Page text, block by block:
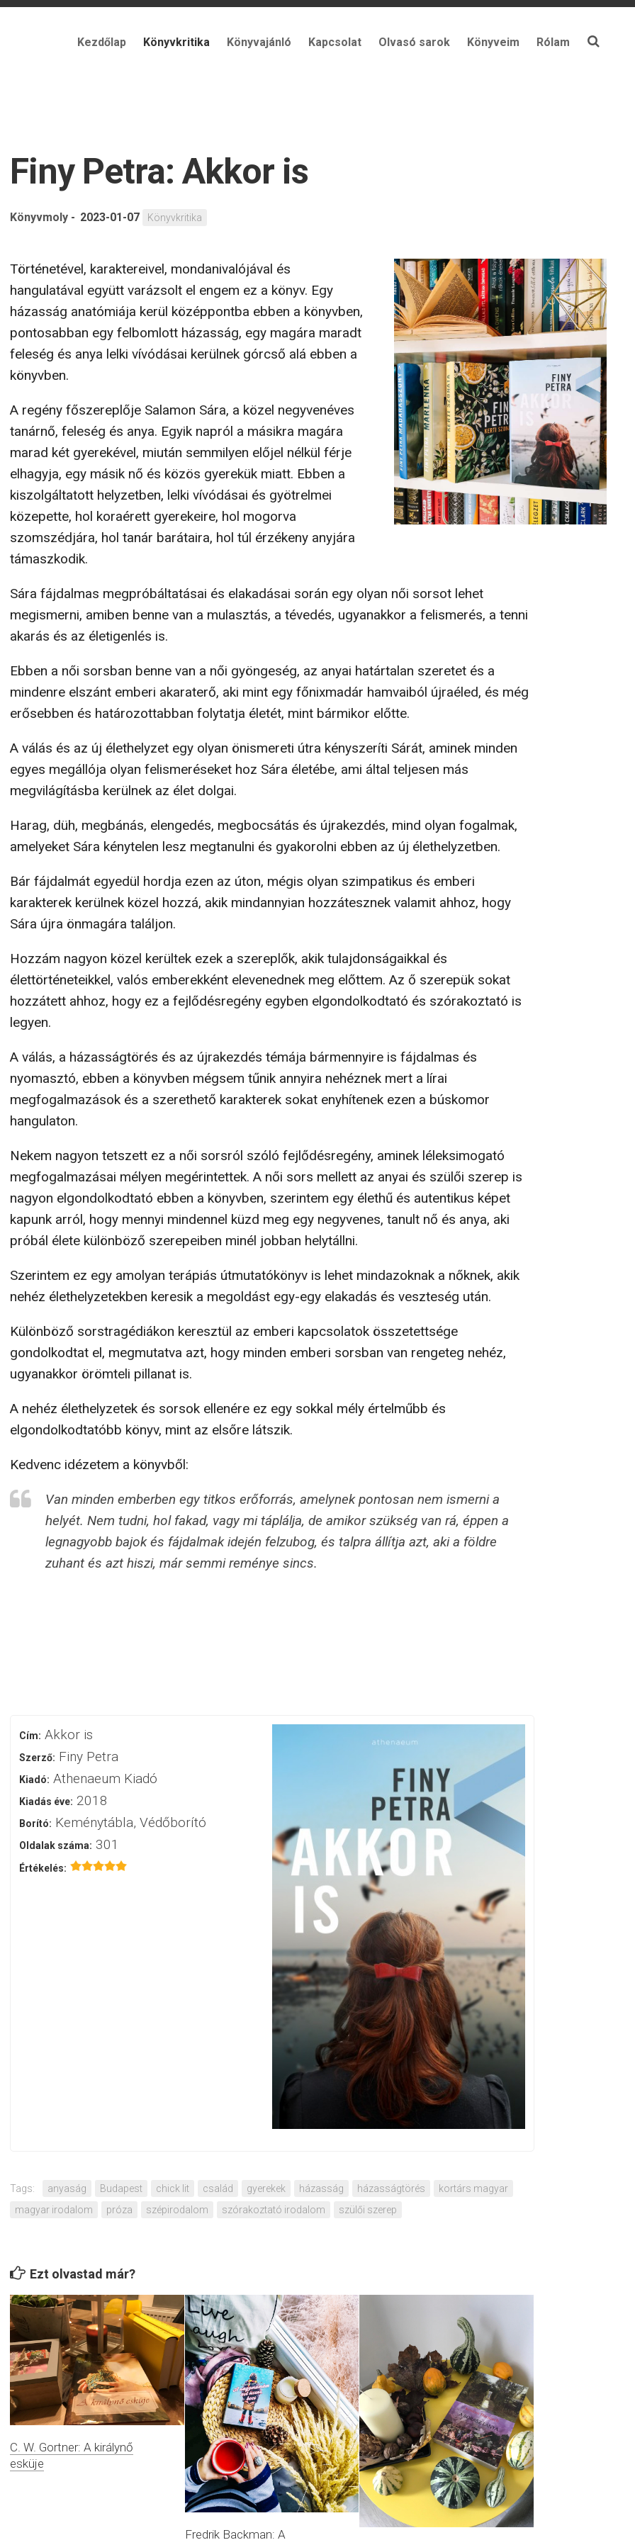
Kezdőlap Könyvkritika Könyvajánló Kapcsolat Olvasó sarok Könyveim Rólam
Finy Petra: Akkor is
Könyvmoly - 2023-01-07 Könyvkritika
Történetével, karaktereivel, mondanivalójával és
hangulatával együtt varázsolt el engem ez a könyv. Egy
házasság anatómiája kerül középpontba ebben a könyvben,
pontosabban egy felbomlott házasság, egy magára maradt
feleség és anya lelki vívódásai kerülnek górcső alá ebben a
könyvben.
A regény főszereplője Salamon Sára, a közel negyvenéves
tanárnő, feleség és anya. Egyik napról a másikra magára
marad két gyerekével, miután semmilyen előjel nélkül férje
elhagyja, egy másik nő és közös gyerekük miatt. Ebben a
kiszolgáltatott helyzetben, lelki vívódásai és gyötrelmei
közepette, hol koraérett gyerekeire, hol mogorva
szomszédjára, hol tanár barátaira, hol túl érzékeny anyjára
támaszkodik.
Sára fájdalmas megpróbáltatásai és elakadásai során egy olyan női sorsot lehet
megismerni, amiben benne van a mulasztás, a tévedés, ugyanakkor a felismerés, a tenni
akarás és az életigenlés is.
Ebben a női sorsban benne van a női gyöngeség, az anyai határtalan szeretet és a
mindenre elszánt emberi akaraterő, aki mint egy főnixmadár hamvaiból újraéled, és még
erősebben és határozottabban folytatja életét, mint bármikor előtte.
A válás és az új élethelyzet egy olyan önismereti útra kényszeríti Sárát, aminek minden
egyes megállója olyan felismeréseket hoz Sára életébe, ami által teljesen más
megvilágításba kerülnek az élet dolgai.
Harag, düh, megbánás, elengedés, megbocsátás és újrakezdés, mind olyan fogalmak,
amelyeket Sára kénytelen lesz megtanulni és gyakorolni ebben az új élethelyzetben.
Bár fájdalmát egyedül hordja ezen az úton, mégis olyan szimpatikus és emberi
karakterek kerülnek közel hozzá, akik mindannyian hozzátesznek valamit ahhoz, hogy
Sára újra önmagára találjon.
Hozzám nagyon közel kerültek ezek a szereplők, akik tulajdonságaikkal és
élettörténeteikkel, valós emberekként elevenednek meg előttem. Az ő szerepük sokat
hozzátett ahhoz, hogy ez a fejlődésregény egyben elgondolkodtató és szórakoztató is
legyen.
A válás, a házasságtörés és az újrakezdés témája bármennyire is fájdalmas és
nyomasztó, ebben a könyvben mégsem tűnik annyira nehéznek mert a lírai
megfogalmazások és a szerethető karakterek sokat enyhítenek ezen a búskomor
hangulaton.
Nekem nagyon tetszett ez a női sorsról szóló fejlődésregény, aminek léleksimogató
megfogalmazásai mélyen megérintettek. A női sors mellett az anyai és szülői szerep is
nagyon elgondolkodtató ebben a könyvben, szerintem egy élethű és autentikus képet
kapunk arról, hogy mennyi mindennel küzd meg egy negyvenes, tanult nő és anya, aki
próbál élete különböző szerepeiben minél jobban helytállni.
Szerintem ez egy amolyan terápiás útmutatókönyv is lehet mindazoknak a nőknek, akik
nehéz élethelyzetekben keresik a megoldást egy-egy elakadás és veszteség után.
Különböző sorstragédiákon keresztül az emberi kapcsolatok összetettsége
gondolkodtat el, megmutatva azt, hogy minden emberi sorsban van rengeteg nehéz,
ugyanakkor örömteli pillanat is.
A nehéz élethelyzetek és sorsok ellenére ez egy sokkal mély értelműbb és
elgondolkodtatóbb könyv, mint az elsőre látszik.
Kedvenc idézetem a könyvből:
Van minden emberben egy titkos erőforrás, amelynek pontosan nem ismerni a
helyét. Nem tudni, hol fakad, vagy mi táplálja, de amikor szükség van rá, éppen a
legnagyobb bajok és fájdalmak idején felzubog, és talpra állítja azt, aki a földre
zuhant és azt hiszi, már semmi reménye sincs.
Cím: Akkor is
Szerző: Finy Petra
Kiadó: Athenaeum Kiadó
Kiadás éve: 2018
Borító: Keménytábla, Védőborító
Oldalak száma: 301
Értékelés:
Tags: anyaság Budapest chick lit család gyerekek házasság házasságtörés
kortárs magyar
magyar irodalom
próza szépirodalom szórakoztató irodalom szülői szerep
Ezt olvastad már?
C. W. Gortner: A királynő
esküje
Fredrik Backman: A